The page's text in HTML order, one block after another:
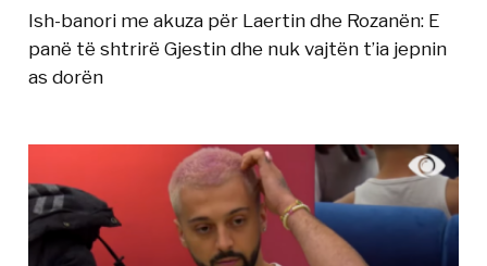
Ish-banori me akuza për Laertin dhe Rozanën: E
panë të shtrirë Gjestin dhe nuk vajtën t’ia jepnin
as dorën